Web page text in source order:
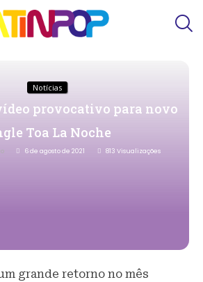
Notícias
provocativo para novo
Toa La Noche
6 de agosto de 2021 813 Visualizações
grande retorno no mês